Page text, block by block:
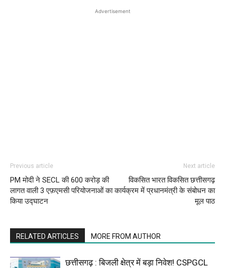
Advertisement
Previous article
PM मोदी ने SECL की 600 करोड़ की
लागत वाली 3 एफ़एमसी परियोजनाओं का
किया उद्घाटन
Next article
विकसित भारत विकसित छत्तीसगढ़
कार्यक्रम में प्रधानमंत्री के संबोधन का
मूल पाठ
RELATED ARTICLES MORE FROM AUTHOR
छत्तीसगढ़ : बिजली क्षेत्र में बड़ा निवेश! CSPGCL